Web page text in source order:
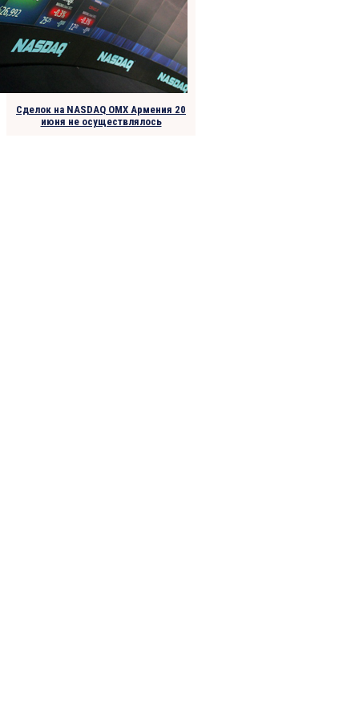
Сделок на NASDAQ OMX Армения 20
июня не осуществлялось